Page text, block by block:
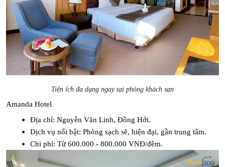
Tiện ích đa dạng ngay tại phòng khách sạn
Amanda Hotel
Địa chỉ: Nguyễn Văn Linh, Đồng Hới.
Dịch vụ nổi bật: Phòng sạch sẽ, hiện đại, gần trung tâm.
Chi phí: Từ 600.000 - 800.000 VNĐ/đêm.